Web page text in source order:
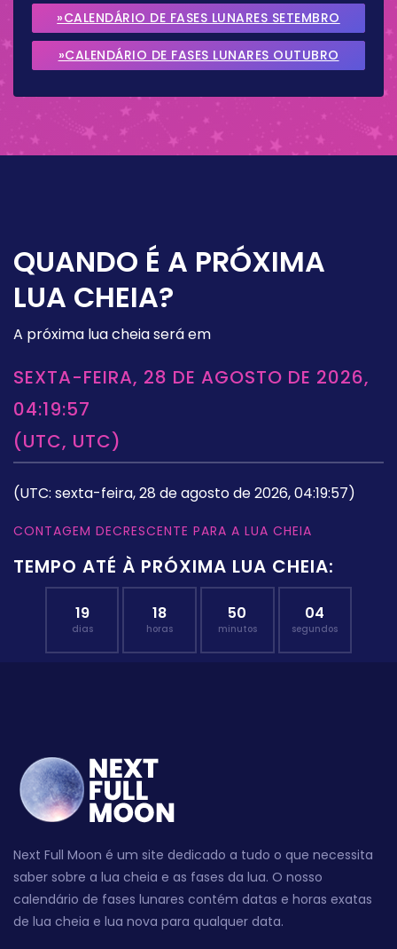
2026
»CALENDÁRIO DE FASES LUNARES SETEMBRO
2026
»CALENDÁRIO DE FASES LUNARES OUTUBRO
QUANDO É A PRÓXIMA
LUA CHEIA?
A próxima lua cheia será em
SEXTA-FEIRA, 28 DE AGOSTO DE 2026,
04:19:57
(UTC, UTC)
(UTC: sexta-feira, 28 de agosto de 2026, 04:19:57)
CONTAGEM DECRESCENTE PARA A LUA CHEIA
TEMPO ATÉ À PRÓXIMA LUA CHEIA:
19
dias
18
horas
50
minutos
04
segundos
Next Full Moon é um site dedicado a tudo o que necessita
saber sobre a lua cheia e as fases da lua. O nosso
calendário de fases lunares contém datas e horas exatas
de lua cheia e lua nova para qualquer data.